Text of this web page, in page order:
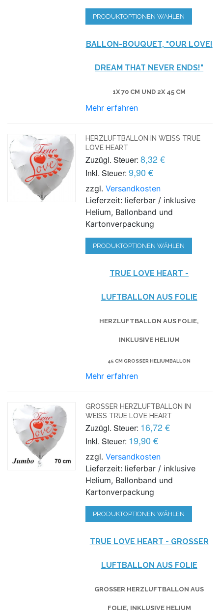
PRODUKTOPTIONEN WÄHLEN
BALLON-BOUQUET, "OUR LOVE!
DREAM THAT NEVER ENDS!"
1X 70 CM UND 2X 45 CM
Mehr erfahren
HERZLUFTBALLON IN WEISS TRUE L
OVE HEART
Zuzügl. Steuer: 8,32 €
Inkl. Steuer: 9,90 €
zzgl.Versandkosten
Lieferzeit: lieferbar / inklusive
Helium, Ballonband und
Kartonverpackung
PRODUKTOPTIONEN WÄHLEN
TRUE LOVE HEART -
LUFTBALLON AUS FOLIE
HERZLUFTBALLON AUS FOLIE,
INKLUSIVE HELIUM
45 CM GROSSER HELIUMBALLON
Mehr erfahren
GROSSER HERZLUFTBALLON IN W
EISS TRUE LOVE HEART
Zuzügl. Steuer: 16,72 €
Inkl. Steuer: 19,90 €
zzgl.Versandkosten
Lieferzeit: lieferbar / inklusive
Helium, Ballonband und
Kartonverpackung
PRODUKTOPTIONEN WÄHLEN
TRUE LOVE HEART - GROSSER L
UFTBALLON AUS FOLIE
GROSSER HERZLUFTBALLON AUS F
OLIE, INKLUSIVE HELIUM